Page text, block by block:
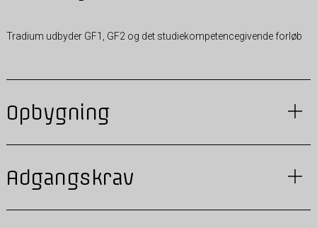
Tradium udbyder GF1, GF2 og det studiekompetencegivende forløb
Opbygning
Adgangskrav